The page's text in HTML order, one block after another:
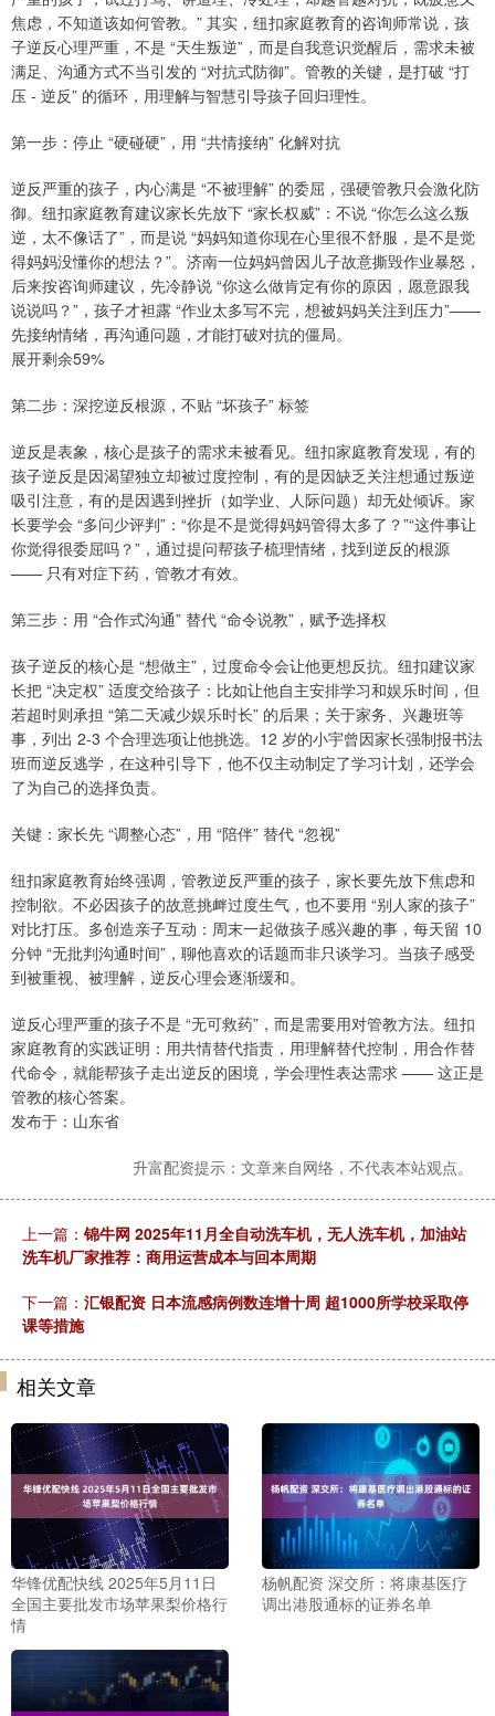
焦虑，不知道该如何管教。” 其实，纽扣家庭教育的咨询师常说，孩
子逆反心理严重，不是 “天生叛逆”，而是自我意识觉醒后，需求未被
满足、沟通方式不当引发的 “对抗式防御”。管教的关键，是打破 “打
压 - 逆反” 的循环，用理解与智慧引导孩子回归理性。
第一步：停止 “硬碰硬”，用 “共情接纳” 化解对抗
逆反严重的孩子，内心满是 “不被理解” 的委屈，强硬管教只会激化防
御。纽扣家庭教育建议家长先放下 “家长权威”：不说 “你怎么这么叛
逆，太不像话了”，而是说 “妈妈知道你现在心里很不舒服，是不是觉
得妈妈没懂你的想法？”。济南一位妈妈曾因儿子故意撕毁作业暴怒，
后来按咨询师建议，先冷静说 “你这么做肯定有你的原因，愿意跟我
说说吗？”，孩子才袒露 “作业太多写不完，想被妈妈关注到压力”——
先接纳情绪，再沟通问题，才能打破对抗的僵局。
展开剩余59%
第二步：深挖逆反根源，不贴 “坏孩子” 标签
逆反是表象，核心是孩子的需求未被看见。纽扣家庭教育发现，有的
孩子逆反是因渴望独立却被过度控制，有的是因缺乏关注想通过叛逆
吸引注意，有的是因遇到挫折（如学业、人际问题）却无处倾诉。家
长要学会 “多问少评判”：“你是不是觉得妈妈管得太多了？”“这件事让
你觉得很委屈吗？”，通过提问帮孩子梳理情绪，找到逆反的根源
—— 只有对症下药，管教才有效。
第三步：用 “合作式沟通” 替代 “命令说教”，赋予选择权
孩子逆反的核心是 “想做主”，过度命令会让他更想反抗。纽扣建议家
长把 “决定权” 适度交给孩子：比如让他自主安排学习和娱乐时间，但
若超时则承担 “第二天减少娱乐时长” 的后果；关于家务、兴趣班等
事，列出 2-3 个合理选项让他挑选。12 岁的小宇曾因家长强制报书法
班而逆反逃学，在这种引导下，他不仅主动制定了学习计划，还学会
了为自己的选择负责。
关键：家长先 “调整心态”，用 “陪伴” 替代 “忽视”
纽扣家庭教育始终强调，管教逆反严重的孩子，家长要先放下焦虑和
控制欲。不必因孩子的故意挑衅过度生气，也不要用 “别人家的孩子”
对比打压。多创造亲子互动：周末一起做孩子感兴趣的事，每天留 10
分钟 “无批判沟通时间”，聊他喜欢的话题而非只谈学习。当孩子感受
到被重视、被理解，逆反心理会逐渐缓和。
逆反心理严重的孩子不是 “无可救药”，而是需要用对管教方法。纽扣
家庭教育的实践证明：用共情替代指责，用理解替代控制，用合作替
代命令，就能帮孩子走出逆反的困境，学会理性表达需求 —— 这正是
管教的核心答案。
发布于：山东省
升富配资提示：文章来自网络，不代表本站观点。
上一篇： 锦牛网 2025年11月全自动洗车机，无人洗车机，加油站
洗车机厂家推荐：商用运营成本与回本周期
下一篇： 汇银配资 日本流感病例数连增十周 超1000所学校采取停
课等措施
相关文章
华锋优配快线 2025年5月11日
全国主要批发市场苹果梨价格行
情
杨帆配资 深交所：将康基医疗
调出港股通标的证券名单